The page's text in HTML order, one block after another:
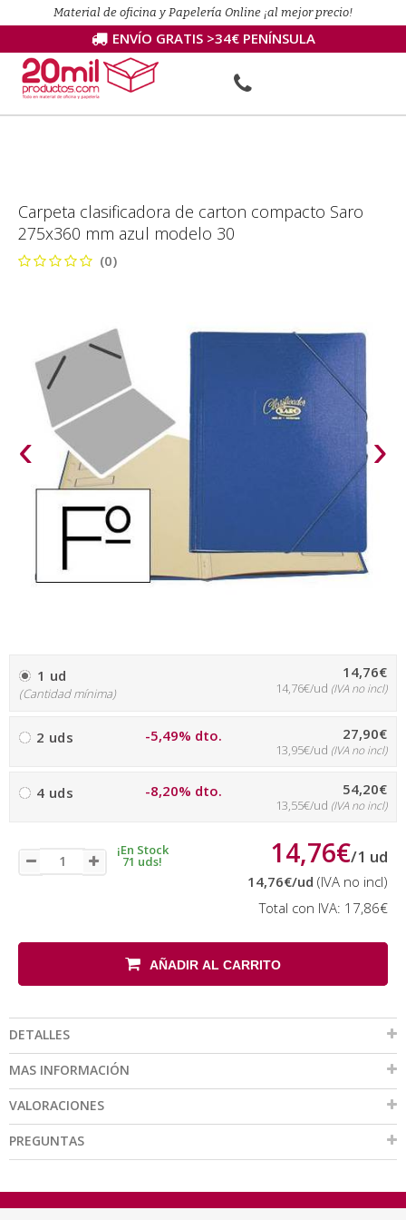
Material de oficina y Papelería Online ¡al mejor precio!
ENVÍO GRATIS >34€ PENÍNSULA
Carpeta clasificadora de carton compacto Saro
275x360 mm azul modelo 30
(0)
‹ ›
1 ud
(Cantidad mínima)
14,76€
14,76€/ud (IVA no incl)
2 uds -5,49% dto. 27,90€
13,95€/ud (IVA no incl)
4 uds -8,20% dto. 54,20€
13,55€/ud (IVA no incl)
¡En Stock
71 uds! 14,76€/1 ud
14,76€/ud (IVA no incl)
Total con IVA: 17,86€
AÑADIR AL CARRITO
DETALLES
MAS INFORMACIÓN
VALORACIONES
PREGUNTAS